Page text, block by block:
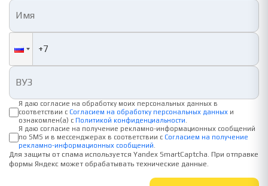
Я даю согласие на обработку моих персональных данных в
соответствии с Согласием на обработку персональных данных и
ознакомлен(а) с Политикой конфиденциальности
Я даю согласие на получение рекламно-информационных сообщений
по SMS и в мессенджерах в соответствии с Согласием на получение
рекламно-информационных сообщений
Для защиты от спама используется Yandex SmartCaptcha. При отправке
формы Яндекс может обрабатывать технические данные.